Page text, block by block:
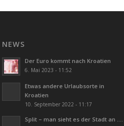
NEWS
Der Euro kommt nach Kroatien
6. Mai 2023 - 11:52
Etwas andere Urlaubsorte in
Kroatien
10. September 2022 - 11:17
Split – man sieht es der Stadt an ….